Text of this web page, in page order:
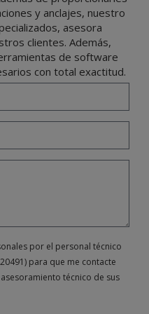
de tratamiento: Valentín Gómez,
EXPANSIVAS SL | P.I. La
Rioja) o a través de la dirección de
y anclajes, nuestro
asesora
clientes. Además,
de software
con total exactitud.
por el personal técnico
para que me contacte
técnico de sus